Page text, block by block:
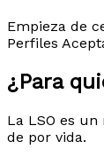
Empieza de
Perfiles
¿Para
La LSO es
de por vida.